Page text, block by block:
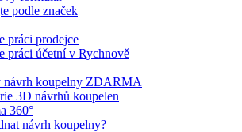
podle značek
práci prodejce
práci účetní v Rychnově
návrh koupelny ZDARMA
3D návrhů koupelen
360°
návrh koupelny?